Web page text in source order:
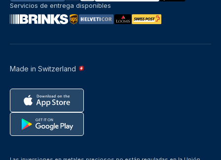
Made in Switzerland
Servicios de entrega disponibles